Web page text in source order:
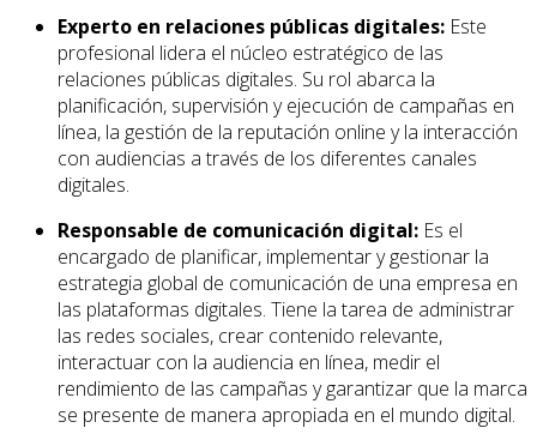
Experto en relaciones públicas digitales: Este
profesional lidera el núcleo estratégico de las
relaciones públicas digitales. Su rol abarca la
planificación, supervisión y ejecución de campañas en
línea, la gestión de la reputación online y la interacción
con audiencias a través de los diferentes canales
digitales.
Responsable de comunicación digital: Es el
encargado de planificar, implementar y gestionar la
estrategia global de comunicación de una empresa en
las plataformas digitales. Tiene la tarea de administrar
las redes sociales, crear contenido relevante,
interactuar con la audiencia en línea, medir el
rendimiento de las campañas y garantizar que la marca
se presente de manera apropiada en el mundo digital.